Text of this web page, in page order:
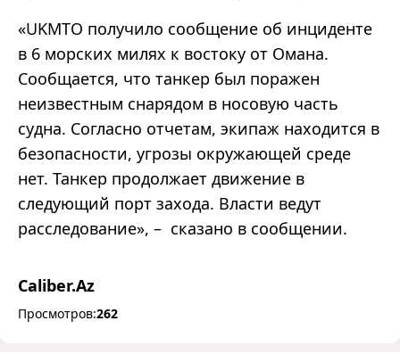
«UKMTO получило сообщение об инциденте
в 6 морских милях к востоку от Омана.
Сообщается, что танкер был поражен
неизвестным снарядом в носовую часть
судна. Согласно отчетам, экипаж находится в
безопасности, угрозы окружающей среде
нет. Танкер продолжает движение в
следующий порт захода. Власти ведут
расследование», – сказано в сообщении.
Caliber.Az
Просмотров:262